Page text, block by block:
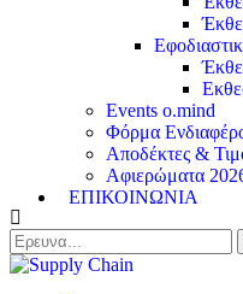
Events o.mind
Φόρμα
Αποδέκτες &
Αφιερώματα
ΕΠΙΚΟΙΝΩΝΙΑ